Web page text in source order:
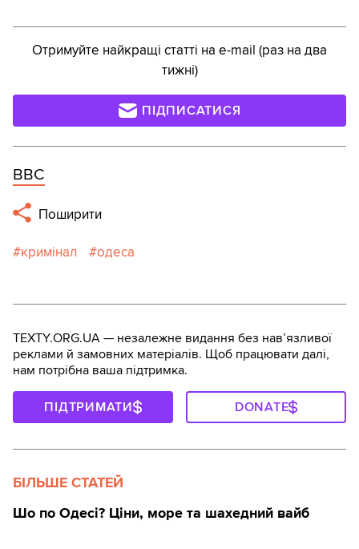
Отримуйте найкращі статті на e-mail (раз на два
тижні)
ПІДПИСАТИСЯ
ВВС
Поширити
кримінал одеса
TEXTY.ORG.UA — незалежне видання без навʼязливої
реклами й замовних матеріалів. Щоб працювати далі,
нам потрібна ваша підтримка.
ПІДТРИМАТИ DONATE
БІЛЬШЕ СТАТЕЙ
Шо по Одесі? Ціни, море та шахедний вайб